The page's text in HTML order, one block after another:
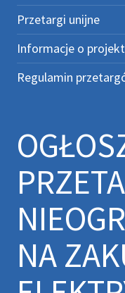
Przetargi unijne
Informacje o
Regulamin
NA